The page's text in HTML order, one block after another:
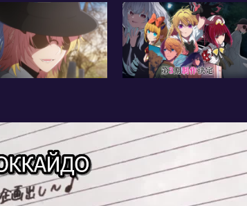
в жизни всех звёзд. Добьются
Будут ли счастливы?